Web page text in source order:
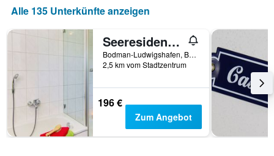
Alle 135 Unterkünfte anzeigen
Seeresidenz May
Bodman-Ludwigshafen, Baden-Württemberg, Deutschland
2,5 km vom Stadtzentrum
196 €
Zum Angebot